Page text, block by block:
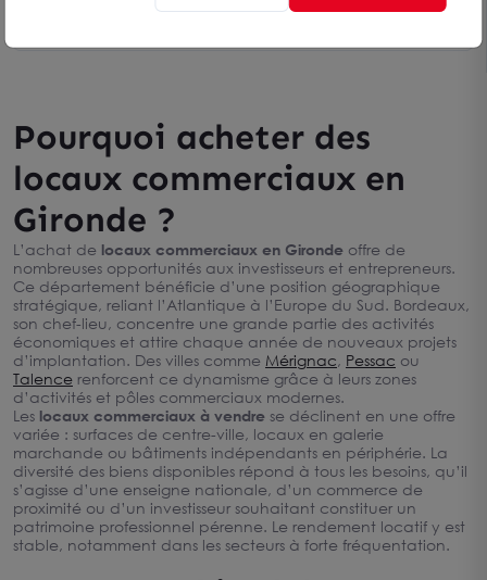
Pourquoi acheter des
locaux commerciaux en
Gironde ?
L’achat de locaux commerciaux en Gironde offre de
nombreuses opportunités aux investisseurs et entrepreneurs.
Ce département bénéficie d’une position géographique
stratégique, reliant l’Atlantique à l’Europe du Sud. Bordeaux,
son chef-lieu, concentre une grande partie des activités
économiques et attire chaque année de nouveaux projets
d’implantation. Des villes comme Mérignac, Pessac ou
Talence renforcent ce dynamisme grâce à leurs zones
d’activités et pôles commerciaux modernes.
Les locaux commerciaux à vendre se déclinent en une offre
variée : surfaces de centre-ville, locaux en galerie
marchande ou bâtiments indépendants en périphérie. La
diversité des biens disponibles répond à tous les besoins, qu’il
s’agisse d’une enseigne nationale, d’un commerce de
proximité ou d’un investisseur souhaitant constituer un
patrimoine professionnel pérenne. Le rendement locatif y est
stable, notamment dans les secteurs à forte fréquentation.